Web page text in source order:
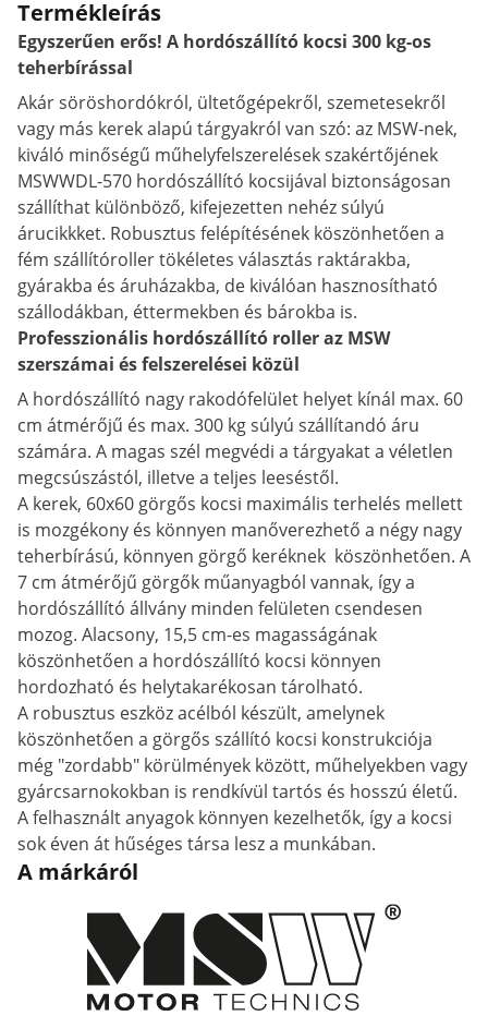
Termékleírás
Egyszerűen erős! A hordószállító kocsi 300 kg-os
teherbírással
Akár söröshordókról, ültetőgépekről, szemetesekről
vagy más kerek alapú tárgyakról van szó: az MSW-nek,
kiváló minőségű műhelyfelszerelések szakértőjének
MSWWDL-570 hordószállító kocsijával biztonságosan
szállíthat különböző, kifejezetten nehéz súlyú
árucikkket. Robusztus felépítésének köszönhetően a
fém szállítóroller tökéletes választás raktárakba,
gyárakba és áruházakba, de kiválóan hasznosítható
szállodákban, éttermekben és bárokba is.
Professzionális hordószállító roller az MSW
szerszámai és felszerelései közül
A hordószállító nagy rakodófelület helyet kínál max. 60
cm átmérőjű és max. 300 kg súlyú szállítandó áru
számára. A magas szél megvédi a tárgyakat a véletlen
megcsúszástól, illetve a teljes leeséstől.
A kerek, 60x60 görgős kocsi maximális terhelés mellett
is mozgékony és könnyen manőverezhető a négy nagy
teherbírású, könnyen görgő keréknek köszönhetően. A
7 cm átmérőjű görgők műanyagból vannak, így a
hordószállító állvány minden felületen csendesen
mozog. Alacsony, 15,5 cm-es magasságának
köszönhetően a hordószállító kocsi könnyen
hordozható és helytakarékosan tárolható.
A robusztus eszköz acélból készült, amelynek
köszönhetően a görgős szállító kocsi konstrukciója
még "zordabb" körülmények között, műhelyekben vagy
gyárcsarnokokban is rendkívül tartós és hosszú életű.
A felhasznált anyagok könnyen kezelhetők, így a kocsi
sok éven át hűséges társa lesz a munkában.
A márkáról